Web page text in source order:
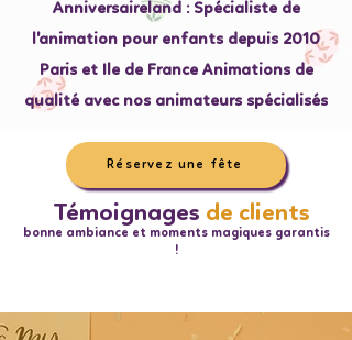
Anniversaireland : Spécialiste de
l'animation pour enfants depuis 2010
Paris et Ile de France Animations de
qualité avec nos animateurs spécialisés
Réservez une fête
bonne ambiance et moments magiques garantis
!
Témoignages de clients